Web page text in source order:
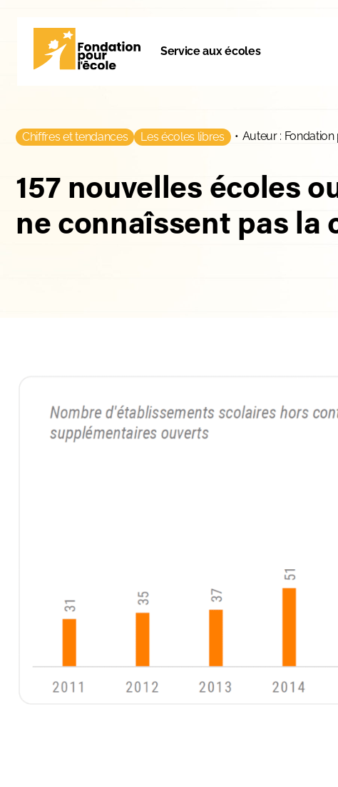
Service aux écoles
Chiffres et tendances Les écoles libres • Auteur :
157 nouvelles écoles
ne connaîssent pas la